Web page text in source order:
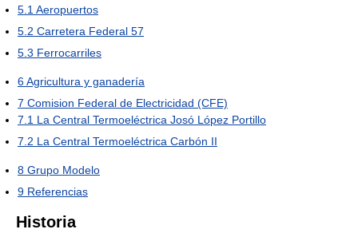
5.1 Aeropuertos
5.2 Carretera Federal 57
5.3 Ferrocarriles
6Agricultura y ganadería
7 Comision Federal de Electricidad (CFE)
7.1 La Central Termoeléctrica Josó López Portillo
7.2 La Central Termoeléctrica Carbón II
8 Grupo Modelo
9 Referencias
Historia